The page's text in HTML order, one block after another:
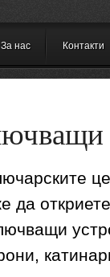
За нас Контакти
да